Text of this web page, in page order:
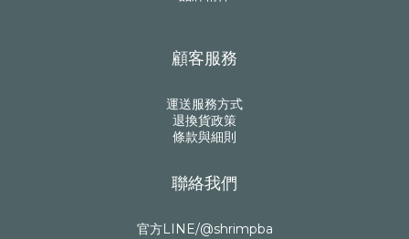
顧客服務
運送服務方式
退換貨政策
條款與細則
聯絡我們
官方LINE/@shrimpba